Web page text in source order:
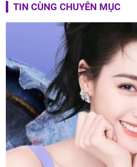
TIN CÙNG CHUYÊN MỤC